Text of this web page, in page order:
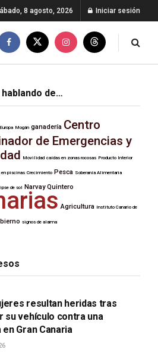
8 agosto, 2026 Iniciar sesión
de…
Mogán ganadería Centro
de Emergencias y
Movilidad caídas en zonas rocosas Producto Interior
en piscinas Crecimiento Pesca Soberanía Alimentaria
de sol Narvay Quintero
Agricultura Instituto Canario de
signos de alarma
resultan heridas tras
su vehículo contra una
Gran Canaria